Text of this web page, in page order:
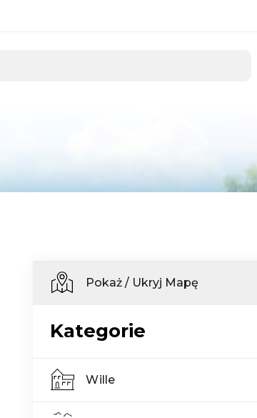
Pokaż / Ukryj Mapę
Kategorie
Wille